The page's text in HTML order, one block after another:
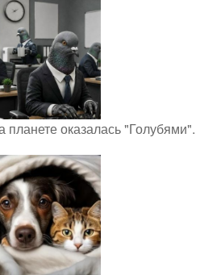
оказалась "Голубями".